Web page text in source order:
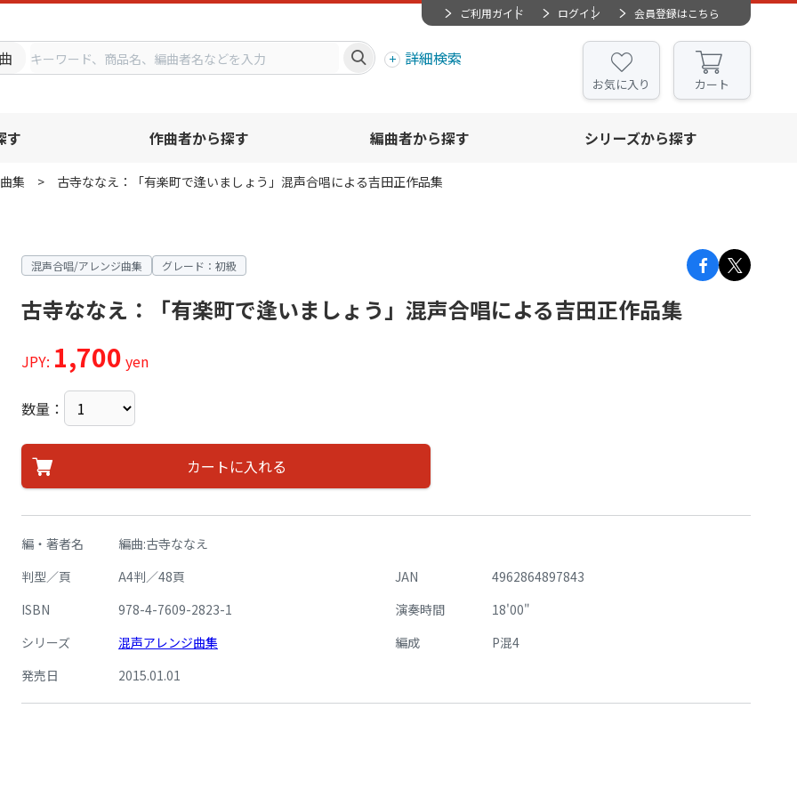
ご利用ガイド ログイン 会員登録はこちら
詳細検索
お気に入り カート
す 作曲者から探す 編曲者から探す シリーズから探す
集 古寺ななえ：「有楽町で逢いましょう」混声合唱による吉田正作品集
混声合唱/アレンジ曲集 グレード：初級
古寺ななえ：「有楽町で逢いましょう」混声合唱による吉田正作品集
JPY: 1,700 yen
数量：
カートに入れる
編・著者名
編曲:古寺ななえ
判型／頁
A4判／48頁 JAN
4962864897843
ISBN
978-4-7609-2823-1 演奏時間
18'00"
シリーズ
混声アレンジ曲集 編成
P混4
発売日
2015.01.01